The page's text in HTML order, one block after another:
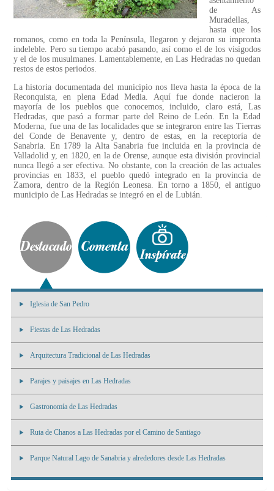
de As
Muradellas,
hasta que los
romanos, como en toda la Península, llegaron y dejaron su impronta
indeleble. Pero su tiempo acabó pasando, así como el de los visigodos
y el de los musulmanes. Lamentablemente, en Las Hedradas no quedan
restos de estos periodos.
La historia documentada del municipio nos lleva hasta la época de la
Reconquista, en plena Edad Media. Aquí fue donde nacieron la
mayoría de los pueblos que conocemos, incluido, claro está, Las
Hedradas, que pasó a formar parte del Reino de León. En la Edad
Moderna, fue una de las localidades que se integraron entre las Tierras
del Conde de Benavente y, dentro de estas, en la receptoría de
Sanabria. En 1789 la Alta Sanabria fue incluida en la provincia de
Valladolid y, en 1820, en la de Orense, aunque esta división provincial
nunca llegó a ser efectiva. No obstante, con la creación de las actuales
provincias en 1833, el pueblo quedó integrado en la provincia de
Zamora, dentro de la Región Leonesa. En torno a 1850, el antiguo
municipio de Las Hedradas se integró en el de Lubián.
Iglesia de San Pedro
Fiestas de Las Hedradas
Arquitectura Tradicional de Las Hedradas
Parajes y paisajes en Las Hedradas
Gastronomía de Las Hedradas
Ruta de Chanos a Las Hedradas por el Camino de Santiago
Parque Natural Lago de Sanabria y alrededores desde Las Hedradas